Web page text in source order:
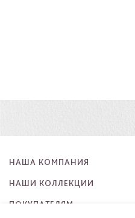
НАША КОМПАНИЯ
НАШИ КОЛЛЕКЦИИ
ПОКУПАТЕЛЯМ